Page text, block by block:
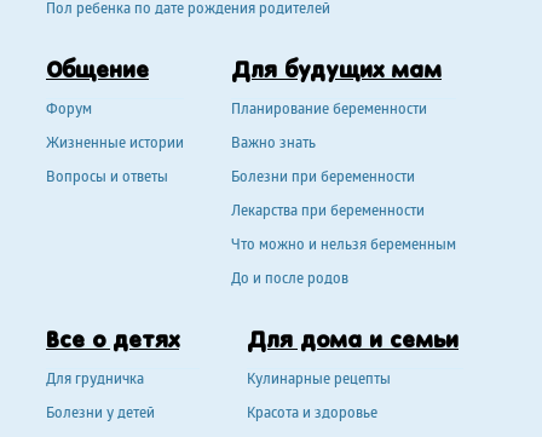
Пол ребенка по дате рождения родителей
Общение
Форум
Жизненные истории
Вопросы и ответы
Для будущих мам
Планирование беременности
Важно знать
Болезни при беременности
Лекарства при беременности
Что можно и нельзя беременным
До и после родов
Все о детях
Для грудничка
Болезни у детей
Для дома и семьи
Кулинарные рецепты
Красота и здоровье